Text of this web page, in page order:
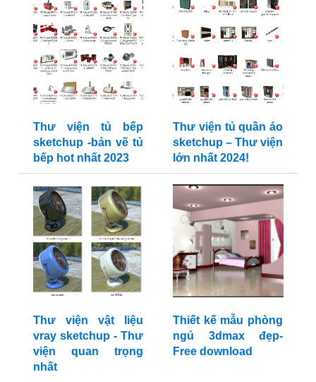
Thư viện tủ bếp
sketchup -bản vẽ tủ
bếp hot nhất 2023
Thư viện tủ quần áo
sketchup – Thư viện
lớn nhất 2024!
Thư viện vật liệu
vray sketchup - Thư
viện quan trọng
nhất
Thiết kế mẫu phòng
ngủ 3dmax đẹp-
Free download